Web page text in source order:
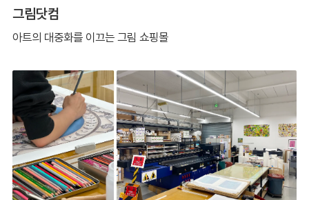
그림닷컴
아트의 대중화를 이끄는 그림 쇼핑몰